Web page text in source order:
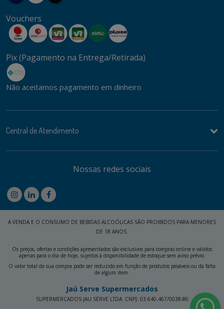
Vouchers
Pix (Pagamento na Entrega/Retirada)
Não aceitamos pagamento em dinheiro
Central de Atendimento
Nossas redes sociais
A VENDA E O CONSUMO DE BEBIDAS ALCOÓLICAS SÃO PROIBIDOS PARA MENORES
DE 18 ANOS.
Os preços, ofertas e condições apresentados são exclusivos para compras online e válidos
apenas para o dia de hoje, sujeitos à disponibilidade de estoque sem aviso prévio.
O valor total da sua compra pode ser reduzido em função de produtos pesáveis ou da falta
de algum item.
Jaú Serve Supermercados
SUPERMERCADOS JAU SERVE LTDA. CNPJ: 03.640.467/0038-86